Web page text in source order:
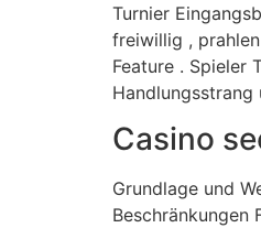
Turnier
freiwillig ,
Feature . Spieler
Casino
Grundlage und
Beschränkungen